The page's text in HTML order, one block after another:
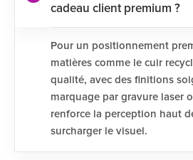
cadeau client premium ?
Pour un positionnement
matières comme le cuir
qualité, avec des finitions
marquage par gravure laser
renforce la perception haut
surcharger le visuel.